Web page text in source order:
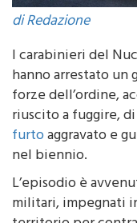
di Redazione
I carabinieri del
hanno arrestato un
forze dell’ordine,
riuscito a fuggire,
furtoaggravato e
nel biennio.
L’episodio è